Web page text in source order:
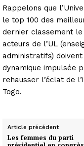
Rappelons que
le top 100 des
dernier classement
acteurs de l’UL
administratifs)
dynamique impulsée
rehausser l’éclat de
Togo.
Article précédent
Les femmes du parti